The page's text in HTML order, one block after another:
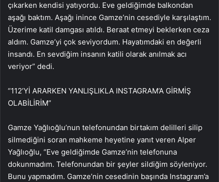
çıkarken kendisi yatıyordu. Eve geldiğimde balkondan
aşağı baktım. Aşağı inince Gamze’nin cesediyle karşılaştım.
Üzerime katil damgası atıldı. Beraat etmeyi beklerken ceza
aldım. Gamze’yi çok seviyordum. Hayatımdaki en değerli
insandı. En sevdiğim insanın katili olarak anılmak acı
veriyor” dedi.
“112’Yİ ARARKEN YANLIŞLIKLA INSTAGRAM’A GİRMİŞ
OLABİLİRİM”
Gamze Yağlıoğlu’nun telefonundan birtakım delilleri silip
silmediğini soran mahkeme heyetine yanıt veren Alper
Yağlıoğlu, “Eve geldiğimde Gamze’nin telefonuna
dokunmadım. Telefonundan bir şeyler sildiğim söyleniyor.
Bunu yapmadım. Gamze’nin cesedinin başında Instagram’a